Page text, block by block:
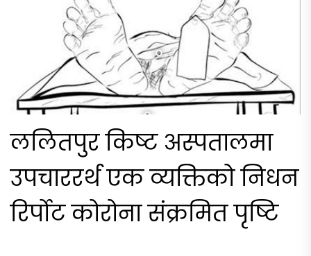
ललितपुर किष्ट अस्पतालमा
उपचाररर्थ एक व्यक्तिको निधन
रिर्पोट कोरोना संक्रमित पृष्टि